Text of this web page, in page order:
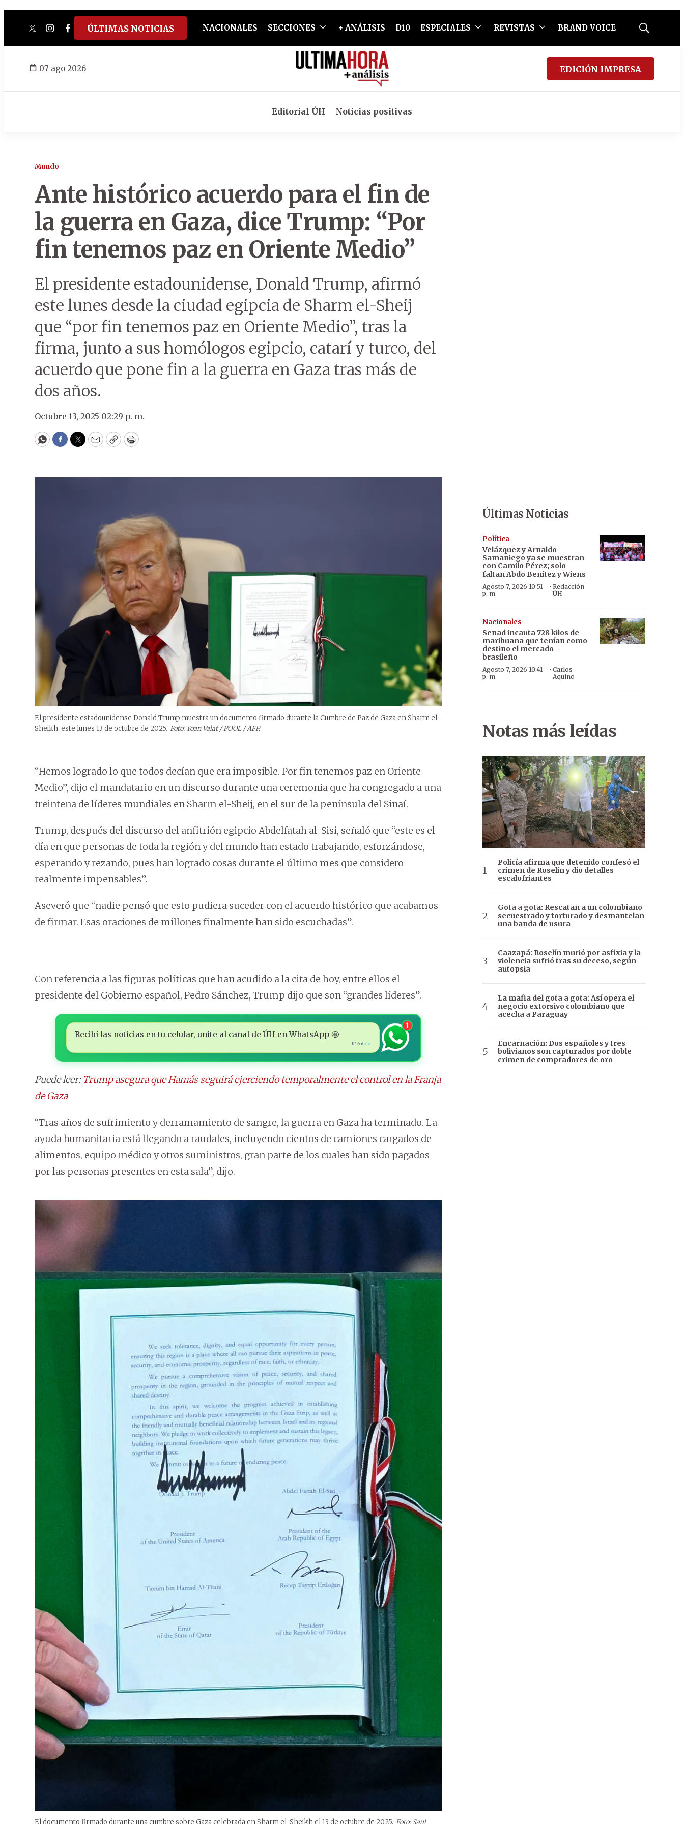
twitterinstagram
facebook
tiktokyoutube
spotify
ÚLTIMAS NOTICIAS NACIONALES SECCIONES + ANÁLISIS D10 ESPECIALES REVISTAS BRAND VOICE
Mostrar
07 ago 2026 EDICIÓN IMPRESA
Editorial ÚH Noticias positivas
Mundo
Ante histórico acuerdo para el fin de
la guerra en Gaza, dice Trump: “Por
fin tenemos paz en Oriente Medio”
El presidente estadounidense, Donald Trump, afirmó
este lunes desde la ciudad egipcia de Sharm el-Sheij
que “por fin tenemos paz en Oriente Medio”, tras la
firma, junto a sus homólogos egipcio, catarí y turco, del
acuerdo que pone fin a la guerra en Gaza tras más de
dos años.
Octubre 13, 2025 02:29 p. m.
WhatsApp
Facebook
Twitter
EmailCopyPrint
El presidente estadounidense Donald Trump muestra un documento firmado durante la Cumbre de Paz de Gaza en Sharm el-
Sheikh, este lunes 13 de octubre de 2025. Foto: Yoan Valat / POOL / AFP.
“Hemos logrado lo que todos decían que era imposible. Por fin tenemos paz en Oriente
Medio”, dijo el mandatario en un discurso durante una ceremonia que ha congregado a una
treintena de líderes mundiales en Sharm el-Sheij, en el sur de la península del Sinaí.
Trump, después del discurso del anfitrión egipcio Abdelfatah al-Sisi, señaló que “este es el
día en que personas de toda la región y del mundo han estado trabajando, esforzándose,
esperando y rezando, pues han logrado cosas durante el último mes que considero
realmente impensables”.
Aseveró que “nadie pensó que esto pudiera suceder con el acuerdo histórico que acabamos
de firmar. Esas oraciones de millones finalmente han sido escuchadas”.
Con referencia a las figuras políticas que han acudido a la cita de hoy, entre ellos el
presidente del Gobierno español, Pedro Sánchez, Trump dijo que son “grandes líderes”.
Recibí las noticias en tu celular, unite al canal de ÚH en WhatsApp 🤩
01:56 ✓✓
1
Puede leer:Trump asegura que Hamás seguirá ejerciendo temporalmente el control en la Franja
de Gaza
“Tras años de sufrimiento y derramamiento de sangre, la guerra en Gaza ha terminado. La
ayuda humanitaria está llegando a raudales, incluyendo cientos de camiones cargados de
alimentos, equipo médico y otros suministros, gran parte de los cuales han sido pagados
por las personas presentes en esta sala”, dijo.
El documento firmado durante una cumbre sobre Gaza celebrada en Sharm el-Sheikh el 13 de octubre de 2025. Foto: Saul
Últimas Noticias
Política
Velázquez y Arnaldo
Samaniego ya se muestran
con Camilo Pérez; solo
faltan Abdo Benítez y Wiens
Agosto 7, 2026 10:51
p. m.
·Redacción
ÚH
Nacionales
Senad incauta 728 kilos de
marihuana que tenían como
destino el mercado
brasileño
Agosto 7, 2026 10:41
p. m.
· Carlos
Aquino
Notas más leídas
Policía afirma que detenido confesó el
crimen de Roselín y dio detalles
escalofriantes
Gota a gota: Rescatan a un colombiano
secuestrado y torturado y desmantelan
una banda de usura
Caazapá: Roselín murió por asfixia y la
violencia sufrió tras su deceso, según
autopsia
La mafia del gota a gota: Así opera el
negocio extorsivo colombiano que
acecha a Paraguay
Encarnación: Dos españoles y tres
bolivianos son capturados por doble
crimen de compradores de oro